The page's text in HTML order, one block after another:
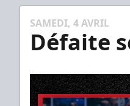
SAMEDI, 4 AVRIL
Défaite